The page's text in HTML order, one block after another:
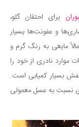
برای احتقان گلو،
و عفونت‌ها بسیار
مایعی به رنگ گرم و
موارد نادری از خود را
بسیار کمیابی است.
نسبت به عسل معمولی